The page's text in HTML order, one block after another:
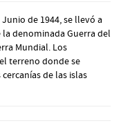
de 1944, se llevó a
denominada Guerra del
Mundial. Los
terreno donde se
de las islas